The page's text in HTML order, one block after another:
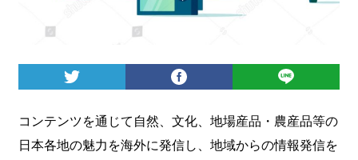
コンテンツを通じて自然、文化、地場産品・農産品等の
日本各地の魅力を海外に発信し、地域からの情報発信を